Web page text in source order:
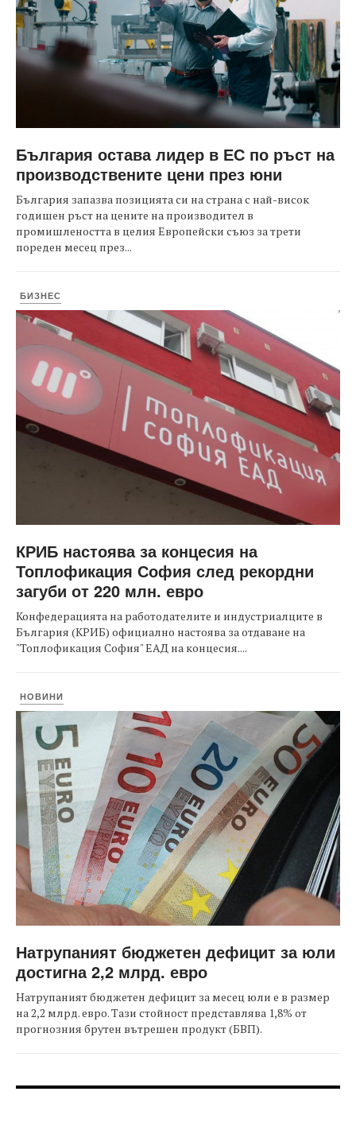
България остава лидер в ЕС по ръст на
производствените цени през юни
България запазва позицията си на страна с най-висок
годишен ръст на цените на производител в
промишлеността в целия Европейски съюз за трети
пореден месец през...
БИЗНЕС
КРИБ настоява за концесия на
Топлофикация София след рекордни
загуби от 220 млн. евро
Конфедерацията на работодателите и индустриалците в
България (КРИБ) официално настоява за отдаване на
"Топлофикация София" ЕАД на концесия....
НОВИНИ
Натрупаният бюджетен дефицит за юли
достигна 2,2 млрд. евро
Натрупаният бюджетен дефицит за месец юли е в размер
на 2,2 млрд. евро. Тази стойност представлява 1,8% от
прогнозния брутен вътрешен продукт (БВП).